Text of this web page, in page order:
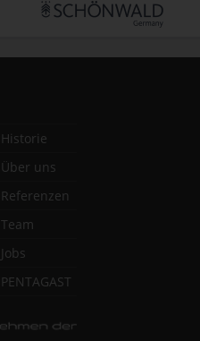
Historie
Über uns
Referenzen
Team
Jobs
PENTAGAST